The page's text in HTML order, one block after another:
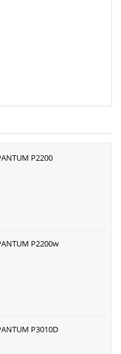
P2200
P2200w
P3010D